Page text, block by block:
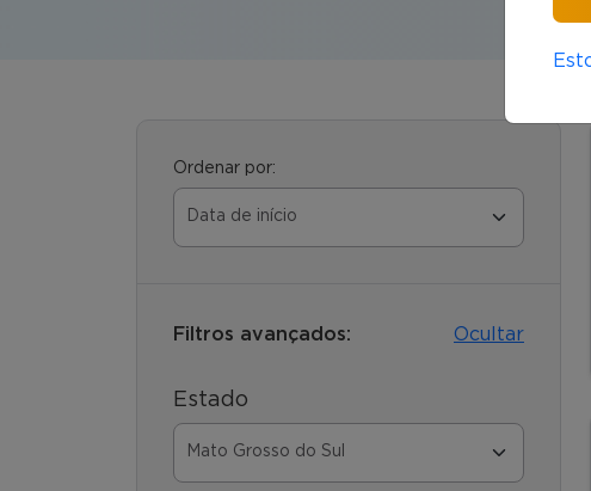
Ordenar por:
Filtros avançados: Ocultar
Estado